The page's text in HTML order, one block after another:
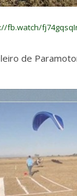
fb.watch/
de